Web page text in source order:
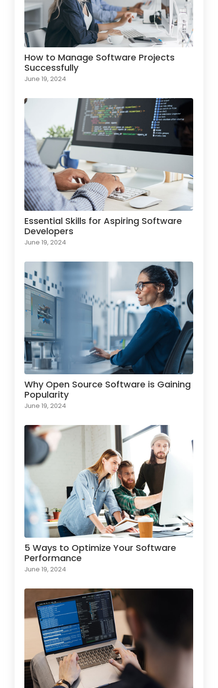
How to Manage Software Projects
Successfully
June 19, 2024
Essential Skills for Aspiring Software
Developers
June 19, 2024
Why Open Source Software is Gaining
Popularity
June 19, 2024
5 Ways to Optimize Your Software
Performance
June 19, 2024